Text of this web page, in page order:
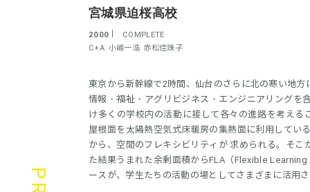
宮城県迫桜高校
2000
COMPLETE
C+A 小嶋一浩 赤松佳珠子
東京から新幹線で2時間、仙台のさらに北の寒い地方
情報・福祉・アグリビジネス・エンジニアリングを
け多くの学校内の活動に接して各々の進路を考え
屋根面を太陽熱空気式床暖房の集熱面に利用してい
から、空間のフレキシビリティが 求められる。そ
た結果うまれた余剰面積からFLA（Flexible
ースが、学生たちの活動の場としてさまざまに活用さ